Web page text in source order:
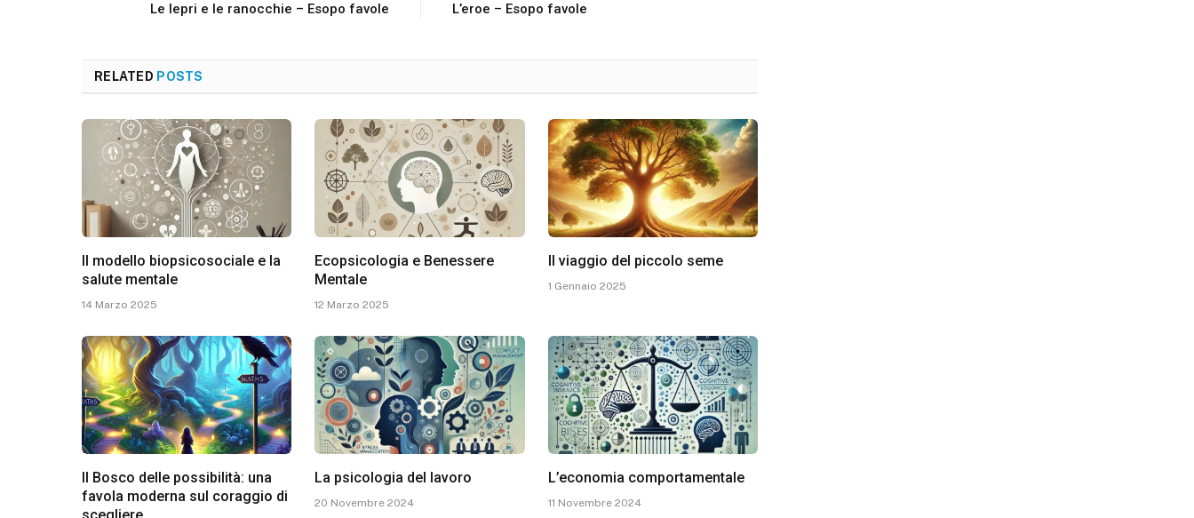
Le lepri e le ranocchie – Esopo favole L’eroe – Esopo favole
RELATED POSTS
Il modello biopsicosociale e la
salute mentale
14 Marzo 2025
Ecopsicologia e Benessere
Mentale
12 Marzo 2025
Il viaggio del piccolo seme
1 Gennaio 2025
Il Bosco delle possibilità: una
favola moderna sul coraggio di
La psicologia del lavoro
20 Novembre 2024
L’economia comportamentale
11 Novembre 2024